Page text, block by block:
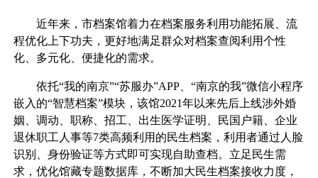
近年来，市档案馆着力在档案服务利用功能拓展、流
程优化上下功夫，更好地满足群众对档案查阅利用个性
化、多元化、便捷化的需求。
依托“我的南京”“苏服办”APP、“南京的我”微信小程序
嵌入的“智慧档案”模块，该馆2021年以来先后上线涉外婚
姻、调动、职称、招工、出生医学证明、民国户籍、企业
退休职工人事等7类高频利用的民生档案，利用者通过人脸
识别、身份验证等方式即可实现自助查档。立足民生需
求，优化馆藏专题数据库，不断加大民生档案接收力度，